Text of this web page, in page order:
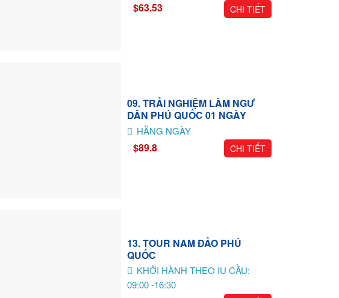
$63.53 CHI TIẾT
09. TRẢI NGHIỆM LÀM NGƯ
DÂN PHÚ QUỐC 01 NGÀY
HẰNG NGÀY
$89.8 CHI TIẾT
13. TOUR NAM ĐẢO PHÚ
QUỐC
KHỞI HÀNH THEO IU CẦU:
09:00 -16:30